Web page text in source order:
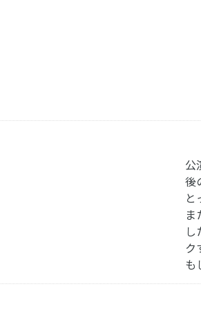
公
後
と
ク
も